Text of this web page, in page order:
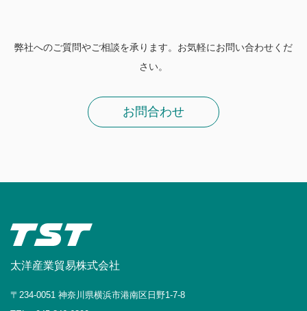
弊社へのご質問やご相談を承ります。お気軽にお問い合わせくだ
さい。
お問合わせ
太洋産業貿易株式会社
〒234-0051 神奈川県横浜市港南区日野1-7-8